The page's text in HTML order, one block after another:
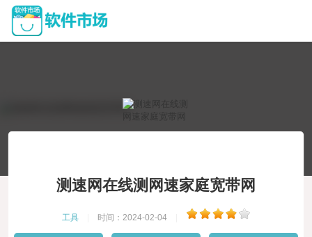
测速网在线测网速家庭宽带网
工具 时间：2024-02-04